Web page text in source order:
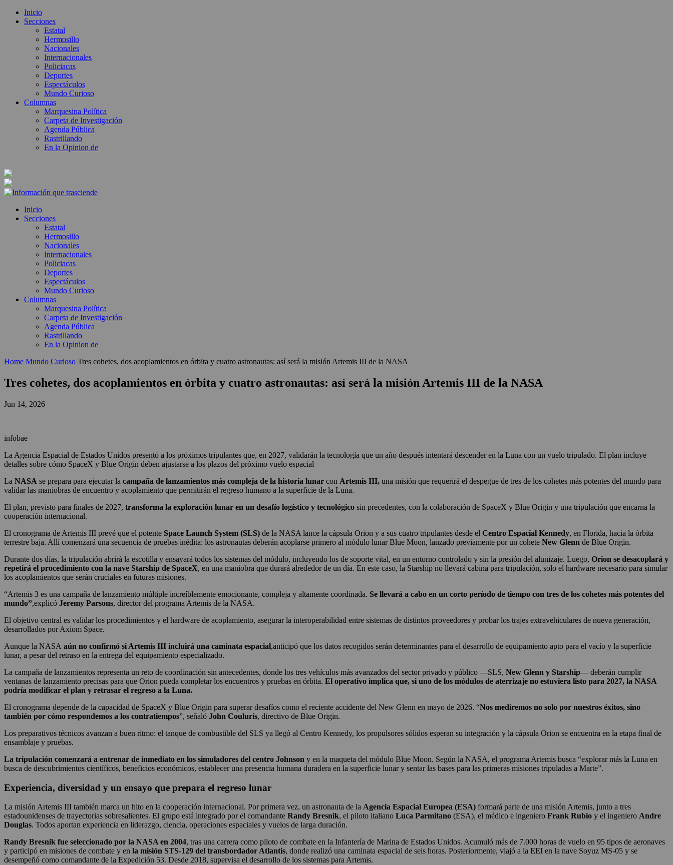
Inicio
Secciones
Estatal
Hermosillo
Nacionales
Internacionales
Policiacas
Deportes
Espectáculos
Mundo Curioso
Columnas
Marquesina Política
Carpeta de Investigación
Agenda Pública
Rastrillando
En la Opinion de
Inicio
Secciones
Estatal
Hermosillo
Nacionales
Internacionales
Policiacas
Deportes
Espectáculos
Mundo Curioso
Columnas
Marquesina Política
Carpeta de Investigación
Agenda Pública
Rastrillando
En la Opinion de
Home Mundo Curioso Tres cohetes, dos acoplamientos en órbita y cuatro astronautas: así será la misión Artemis III de la NASA
Tres cohetes, dos acoplamientos en órbita y cuatro astronautas: así será la misión Artemis III de la NASA
Jun 14, 2026
infobae
La Agencia Espacial de Estados Unidos presentó a los próximos tripulantes que, en 2027, validarán la tecnología que un año después intentará descender en la Luna con un vuelo tripulado. El plan incluye
detalles sobre cómo SpaceX y Blue Origin deben ajustarse a los plazos del próximo vuelo espacial
La NASA se prepara para ejecutar la campaña de lanzamientos más compleja de la historia lunar con Artemis III, una misión que requerirá el despegue de tres de los cohetes más potentes del mundo para
validar las maniobras de encuentro y acoplamiento que permitirán el regreso humano a la superficie de la Luna.
El plan, previsto para finales de 2027, transforma la exploración lunar en un desafío logístico y tecnológico sin precedentes, con la colaboración de SpaceX y Blue Origin y una tripulación que encarna la
cooperación internacional.
El cronograma de Artemis III prevé que el potente Space Launch System (SLS) de la NASA lance la cápsula Orion y a sus cuatro tripulantes desde el Centro Espacial Kennedy, en Florida, hacia la órbita
terrestre baja. Allí comenzará una secuencia de pruebas inédita: los astronautas deberán acoplarse primero al módulo lunar Blue Moon, lanzado previamente por un cohete New Glenn de Blue Origin.
Durante dos días, la tripulación abrirá la escotilla y ensayará todos los sistemas del módulo, incluyendo los de soporte vital, en un entorno controlado y sin la presión del alunizaje. Luego, Orion se desacoplará y
repetirá el procedimiento con la nave Starship de SpaceX, en una maniobra que durará alrededor de un día. En este caso, la Starship no llevará cabina para tripulación, solo el hardware necesario para simular
los acoplamientos que serán cruciales en futuras misiones.
“Artemis 3 es una campaña de lanzamiento múltiple increíblemente emocionante, compleja y altamente coordinada. Se llevará a cabo en un corto período de tiempo con tres de los cohetes más potentes del
mundo”,explicó Jeremy Parsons, director del programa Artemis de la NASA.
El objetivo central es validar los procedimientos y el hardware de acoplamiento, asegurar la interoperabilidad entre sistemas de distintos proveedores y probar los trajes extravehiculares de nueva generación,
desarrollados por Axiom Space.
Aunque la NASA aún no confirmó si Artemis III incluirá una caminata espacial,anticipó que los datos recogidos serán determinantes para el desarrollo de equipamiento apto para el vacío y la superficie
lunar, a pesar del retraso en la entrega del equipamiento especializado.
La campaña de lanzamientos representa un reto de coordinación sin antecedentes, donde los tres vehículos más avanzados del sector privado y público —SLS, New Glenn y Starship— deberán cumplir
ventanas de lanzamiento precisas para que Orion pueda completar los encuentros y pruebas en órbita. El operativo implica que, si uno de los módulos de aterrizaje no estuviera listo para 2027, la NASA
podría modificar el plan y retrasar el regreso a la Luna.
El cronograma depende de la capacidad de SpaceX y Blue Origin para superar desafíos como el reciente accidente del New Glenn en mayo de 2026. “Nos mediremos no solo por nuestros éxitos, sino
también por cómo respondemos a los contratiempos”, señaló John Couluris, directivo de Blue Origin.
Los preparativos técnicos avanzan a buen ritmo: el tanque de combustible del SLS ya llegó al Centro Kennedy, los propulsores sólidos esperan su integración y la cápsula Orion se encuentra en la etapa final de
ensamblaje y pruebas.
La tripulación comenzará a entrenar de inmediato en los simuladores del centro Johnson y en la maqueta del módulo Blue Moon. Según la NASA, el programa Artemis busca “explorar más la Luna en
busca de descubrimientos científicos, beneficios económicos, establecer una presencia humana duradera en la superficie lunar y sentar las bases para las primeras misiones tripuladas a Marte”.
Experiencia, diversidad y un ensayo que prepara el regreso lunar
La misión Artemis III también marca un hito en la cooperación internacional. Por primera vez, un astronauta de la Agencia Espacial Europea (ESA) formará parte de una misión Artemis, junto a tres
estadounidenses de trayectorias sobresalientes. El grupo está integrado por el comandante Randy Bresnik, el piloto italiano Luca Parmitano (ESA), el médico e ingeniero Frank Rubio y el ingeniero Andre
Douglas. Todos aportan experiencia en liderazgo, ciencia, operaciones espaciales y vuelos de larga duración.
Randy Bresnik fue seleccionado por la NASA en 2004, tras una carrera como piloto de combate en la Infantería de Marina de Estados Unidos. Acumuló más de 7.000 horas de vuelo en 95 tipos de aeronaves
y participó en misiones de combate y en la misión STS-129 del transbordador Atlantis, donde realizó una caminata espacial de seis horas. Posteriormente, viajó a la EEI en la nave Soyuz MS-05 y se
desempeñó como comandante de la Expedición 53. Desde 2018, supervisa el desarrollo de los sistemas para Artemis.